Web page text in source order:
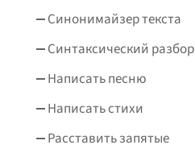
Синонимайзер текста
Синтаксический разбор
Написать песню
Написать стихи
Расставить запятые